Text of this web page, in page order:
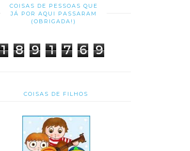
COISAS DE PESSOAS QUE
JÁ POR AQUI PASSARAM
(OBRIGADA!)
1 8 9 1 7 6 9
COISAS DE FILHOS